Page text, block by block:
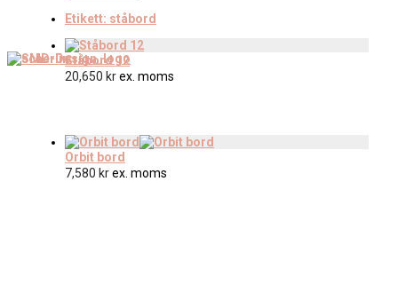
Etikett: ståbord
Ståbord 12
20,650 krex. moms
Orbit bord
7,580 krex. moms